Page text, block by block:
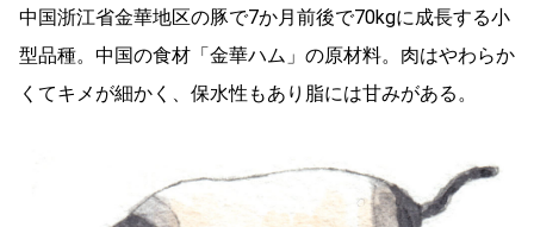
中国浙江省金華地区の豚で7か月前後で70kgに成長する小
型品種。中国の食材「金華ハム」の原材料。肉はやわらか
くてキメが細かく、保水性もあり脂には甘みがある。